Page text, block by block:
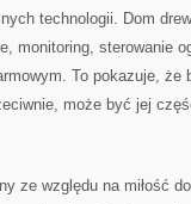
technologii. Dom
monitoring, sterowanie
To pokazuje, że
może być jej
ze względu na miłość